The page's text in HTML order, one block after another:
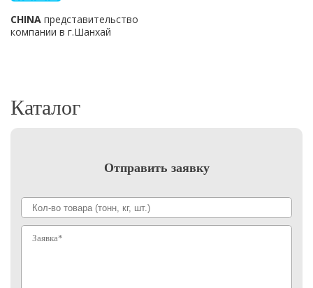
CHINA представительство
компании в г.Шанхай
Каталог
Отправить заявку